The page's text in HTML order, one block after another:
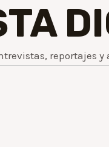
reportajes y